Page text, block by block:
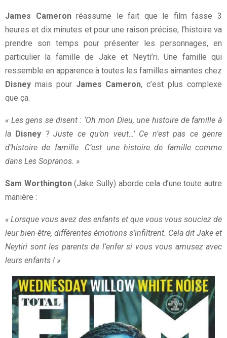
James Cameronréassume le fait que le film fasse 3
heures et dix minutes et pour une raison précise, l’histoire va
prendre son temps pour présenter les personnages, en
particulier la famille de Jake et Neyti’ri. Une famille qui
ressemble en apparence à toutes les familles aimantes chez
Disney mais pourJames Cameron, c’est plus complexe
que ça.
« Les gens se disent : ‘Oh mon Dieu, une histoire de famille à
la Disney ? Juste ce qu’on veut…’ Ce n’est pas ce genre
d’histoire de famille. C’est une histoire de famille comme
dans Les Sopranos. »
Sam Worthington(Jake Sully) aborde cela d’une toute autre
manière :
« Lorsque vous avez des enfants et que vous vous souciez de
leur bien-être, différentes émotions s’infiltrent. Cela dit Jake et
Neytiri sont les parents de l’enfer si vous vous amusez avec
leurs enfants ! »